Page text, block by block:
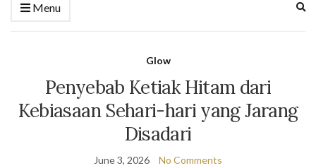
Menu
Glow
Penyebab Ketiak Hitam dari
Kebiasaan Sehari-hari yang Jarang
Disadari
June 3, 2026 No Comments